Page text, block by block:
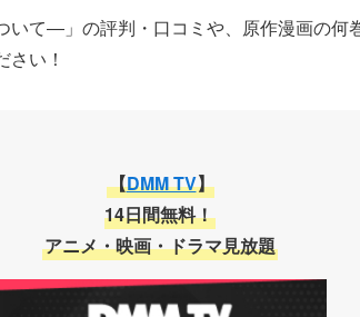
て―」の評判・口コミや、原作漫画の何
い！
【DMM TV】
14日間無料！
アニメ・映画・ドラマ見放題